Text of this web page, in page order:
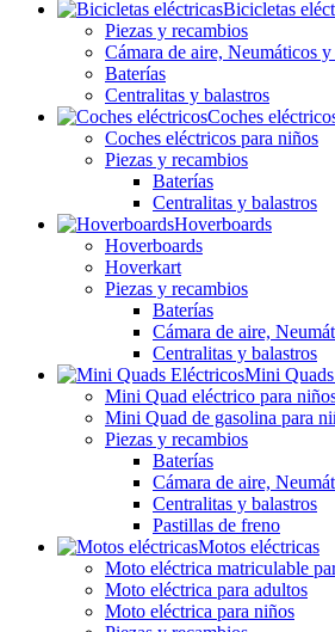
Bicicletas
Piezas y recambios
Cámara de aire, Neumáticos
Baterías
Centralitas y balastros
Coches
Coches eléctricos para niños
Piezas y recambios
Baterías
Centralitas y balastros
Hoverboards
Hoverboards
Hoverkart
Piezas y recambios
Baterías
Cámara de aire,
Centralitas y balastros
Mini
Mini Quad eléctrico para
Mini Quad de gasolina para
Piezas y recambios
Baterías
Cámara de aire,
Centralitas y balastros
Pastillas de freno
Motos eléctricas
Moto eléctrica matriculable
Moto eléctrica para adultos
Moto eléctrica para niños